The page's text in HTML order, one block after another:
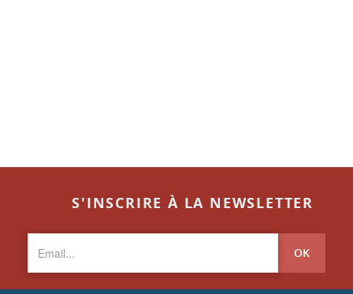
S'INSCRIRE À LA NEWSLETTER
OK